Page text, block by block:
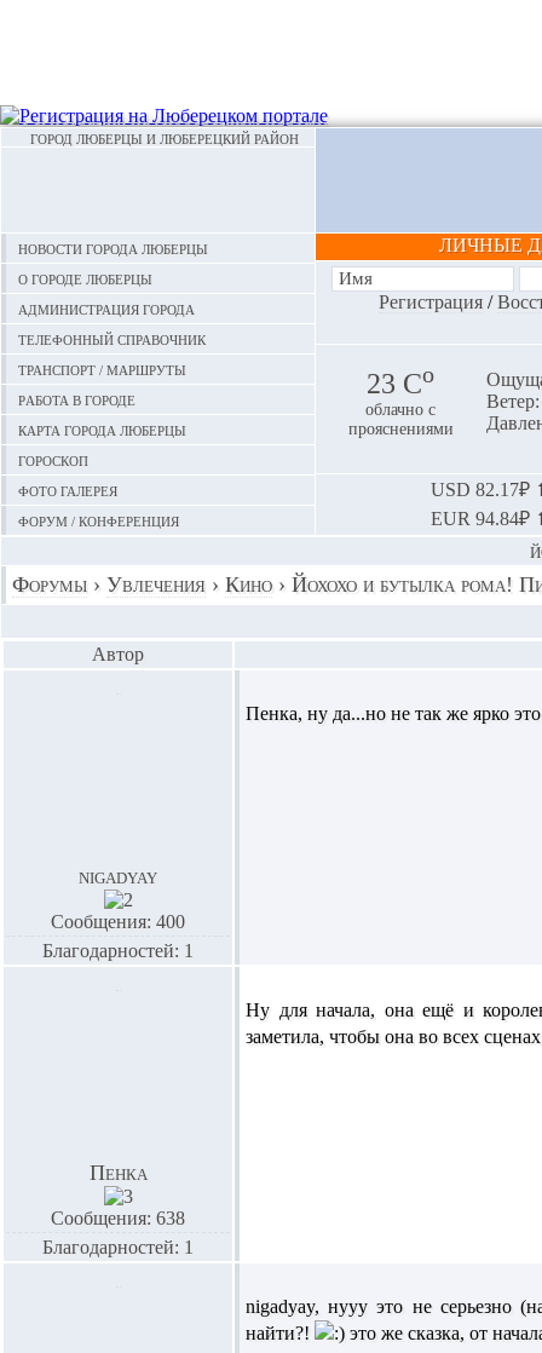
ГОРОД ЛЮБЕРЦЫ И ЛЮБЕРЕЦКИЙ РАЙОН
Новости города Люберцы
О городе Люберцы
Администрация города
Телефонный справочник
Транспорт / маршруты
Работа в городе
Карта города Люберцы
Гороскоп
Фото галерея
Форум / конференция
ЛИЧНЫЕ
Регистрация/
23 Сo
облачно с
прояснениями
USD 82.17₽
EUR 94.84₽
Форумы › Увлечения › Кино › Йохохо и бутылка рома!
Автор
nigadyay
Сообщения: 400
Благодарностей: 1
Пенка, ну да...но не так же ярко
Пенка
Сообщения: 638
Благодарностей: 1
Ну для начала, она ещё и
заметила, чтобы она во всех
nigadyay,нууу это не серьезно
найти?!
это же сказка, от